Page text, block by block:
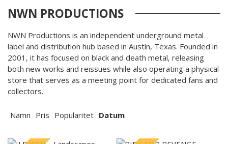
NWN PRODUCTIONS
NWN Productions is an independent underground metal
label and distribution hub based in Austin, Texas. Founded in
2001, it has focused on black and death metal, releasing
both new works and reissues while also operating a physical
store that serves as a meeting point for dedicated fans and
collectors.
Namn Pris Popularitet Datum